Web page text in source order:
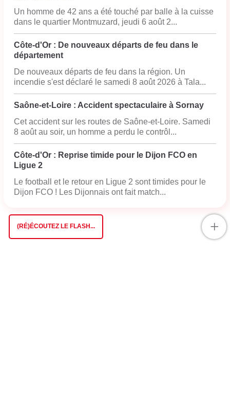
Un homme de 42 ans a été touché par balle à la cuisse
dans le quartier Montmuzard, jeudi 6 août 2...
Côte-d'Or : De nouveaux départs de feu dans le
département
De nouveaux départs de feu dans la région. Un
incendie s'est déclaré le samedi 8 août 2026 à Tala...
Saône-et-Loire : Accident spectaculaire à Sornay
Cet accident sur les routes de Saône-et-Loire. Samedi
8 août au soir, un homme a perdu le contrôl...
Côte-d'Or : Reprise timide pour le Dijon FCO en
Ligue 2
Le football et le retour en Ligue 2 sont timides pour le
Dijon FCO ! Les Dijonnais ont fait match...
(RÉ)ÉCOUTEZ LE FLASH... +